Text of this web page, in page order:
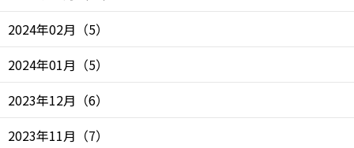
2024年02月 （5）
2024年01月 （5）
2023年12月 （6）
2023年11月 （7）